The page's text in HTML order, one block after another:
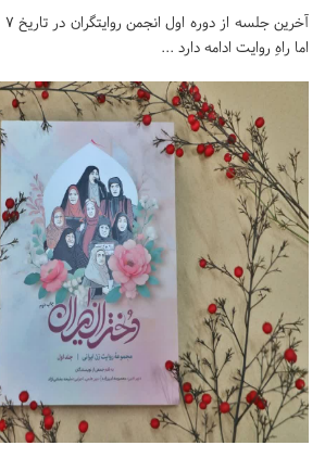
اما راهِ روایت ادامه دارد ...